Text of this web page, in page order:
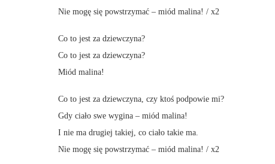
Nie mogę się powstrzymać – miód malina! / x2
Co to jest za dziewczyna?
Co to jest za dziewczyna?
Miód malina!
Co to jest za dziewczyna, czy ktoś podpowie mi?
Gdy ciało swe wygina – miód malina!
I nie ma drugiej takiej, co ciało takie ma.
Nie mogę się powstrzymać – miód malina! / x2